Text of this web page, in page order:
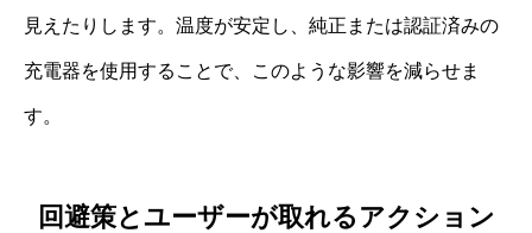
見えたりします。温度が安定し、純正または認証済みの
充電器を使用することで、このような影響を減らせま
す。
回避策とユーザーが取れるアクション